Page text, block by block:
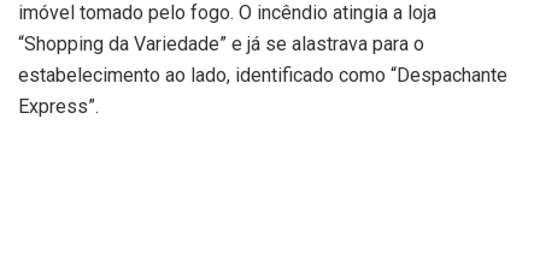
imóvel tomado pelo fogo. O incêndio atingia a loja
“Shopping da Variedade” e já se alastrava para o
estabelecimento ao lado, identificado como “Despachante
Express”.